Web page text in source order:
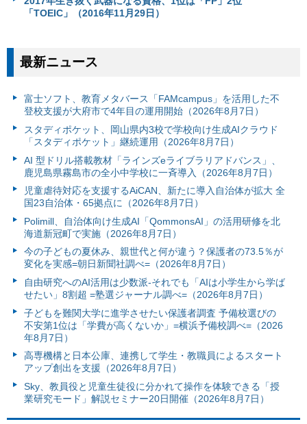
「TOEIC」（2016年11月29日）
最新ニュース
富⼠ソフト、教育メタバース「FAMcampus」を活用した不
登校支援が大府市で4年目の運用開始（2026年8月7日）
スタディポケット、岡山県内3校で学校向け生成AIクラウド
「スタディポケット」継続運用（2026年8月7日）
AI 型ドリル搭載教材「ラインズeライブラリアドバンス」、
鹿児島県霧島市の全小中学校に一斉導入（2026年8月7日）
児童虐待対応を支援するAiCAN、新たに導入自治体が拡大 全
国23自治体・65拠点に（2026年8月7日）
Polimill、自治体向け生成AI「QommonsAI」の活用研修を北
海道新冠町で実施（2026年8月7日）
今の子どもの夏休み、親世代と何が違う？保護者の73.5％が
変化を実感=朝日新聞社調べ=（2026年8月7日）
自由研究へのAI活用は少数派-それでも「AIは小学生から学ば
せたい」8割超 =塾選ジャーナル調べ=（2026年8月7日）
子どもを難関大学に進学させたい保護者調査 予備校選びの
不安第1位は「学費が高くないか」=横浜予備校調べ=（2026
年8月7日）
高専機構と日本公庫、連携して学生・教職員によるスタート
アップ創出を支援（2026年8月7日）
Sky、教員役と児童生徒役に分かれて操作を体験できる「授
業研究モード」解説セミナー20日開催（2026年8月7日）